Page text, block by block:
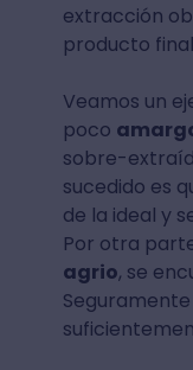
extracción
producto
Veamos un
poco
sobre-
sucedido es
de la ideal y
Por otra
agrio, se